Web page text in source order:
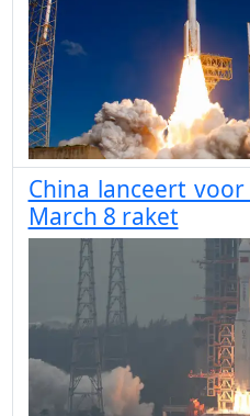
China lanceert
March 8 raket